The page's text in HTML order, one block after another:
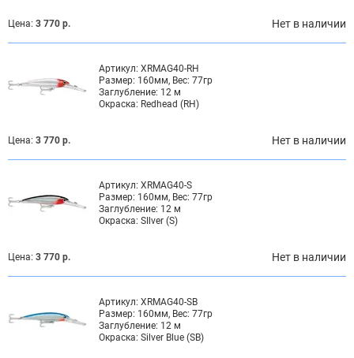
Цена: 3 770 р. Нет в наличии
Артикул: XRMAG40-RH
Размер: 160мм, Вес: 77гр
Заглубление: 12 м
Окраска: Redhead (RH)
Цена: 3 770 р. Нет в наличии
Артикул: XRMAG40-S
Размер: 160мм, Вес: 77гр
Заглубление: 12 м
Окраска: SIlver (S)
Цена: 3 770 р. Нет в наличии
Артикул: XRMAG40-SB
Размер: 160мм, Вес: 77гр
Заглубление: 12 м
Окраска: Silver Blue (SB)